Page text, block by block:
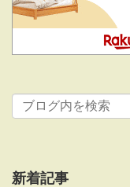
新着記事